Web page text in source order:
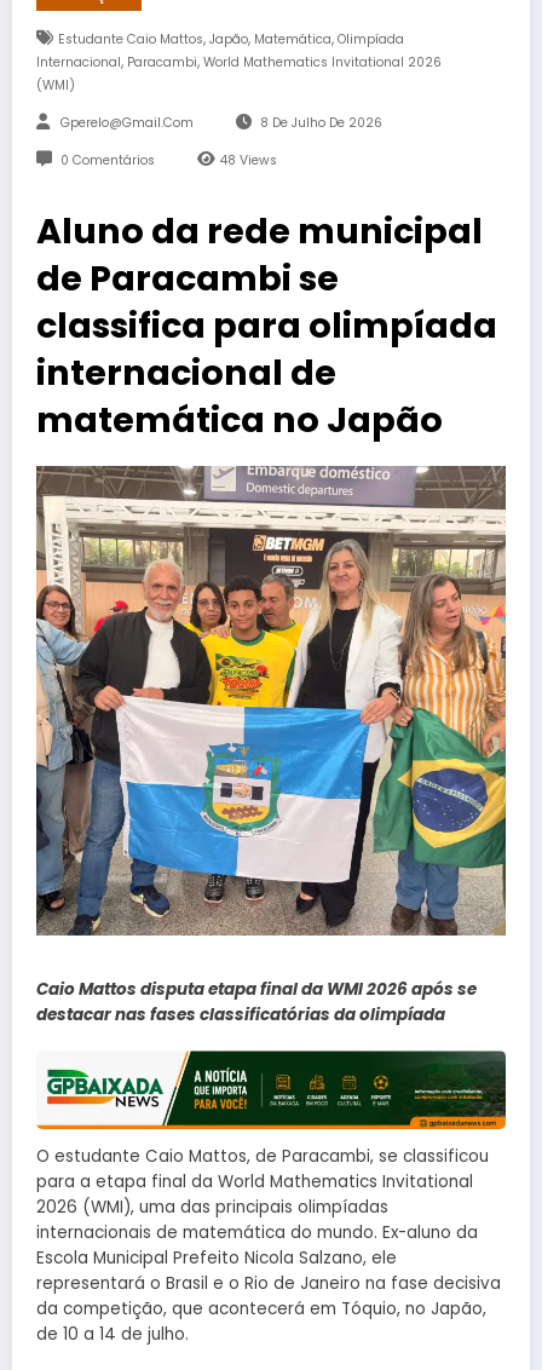
Estudante Caio Mattos, Japão, Matemática, Olimpíada
Internacional, Paracambi, World Mathematics Invitational 2026
(WMI)
Gperelo@gmail.com 8 De Julho De 2026
0 Comentários 48 Views
Aluno da rede municipal
de Paracambi se
classifica para olimpíada
internacional de
matemática no Japão
Caio Mattos disputa etapa final da WMI 2026 após se
destacar nas fases classificatórias da olimpíada
O estudante Caio Mattos, de Paracambi, se classificou
para a etapa final da World Mathematics Invitational
2026 (WMI), uma das principais olimpíadas
internacionais de matemática do mundo. Ex-aluno da
Escola Municipal Prefeito Nicola Salzano, ele
representará o Brasil e o Rio de Janeiro na fase decisiva
da competição, que acontecerá em Tóquio, no Japão,
de 10 a 14 de julho.